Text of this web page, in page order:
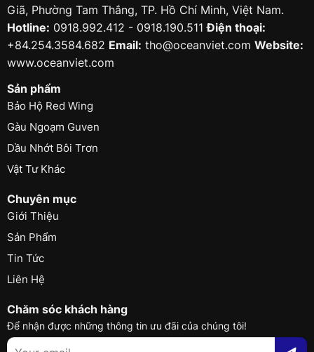
Giã, Phường Tam Thắng, TP. Hồ Chí Minh, Việt Nam.
Hotline: 0918.992.412 - 0918.190.511Điện thoại:
+84.254.3584.682 Email: tho@oceanviet.com Website:
www.oceanviet.com
Sản phẩm
Bảo Hộ Red Wing
Gàu Ngoạm Guven
Dầu Nhớt Bôi Trơn
Vật Tư Khác
Chuyên mục
Giới Thiệu
Sản Phẩm
Tin Tức
Liên Hệ
Chăm sóc khách hàng
Để nhận được những thông tin ưu đãi của chúng tôi!